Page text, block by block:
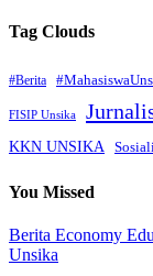
Tag Clouds
#Berita
FISIP Unsika
KKN UNSIKA
You Missed
Berita Economy
Unsika